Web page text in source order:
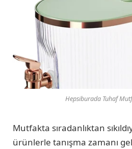
Hepsiburada Tuhaf
Mutfakta sıradanlıktan
ürünlerle tanışma zamanı